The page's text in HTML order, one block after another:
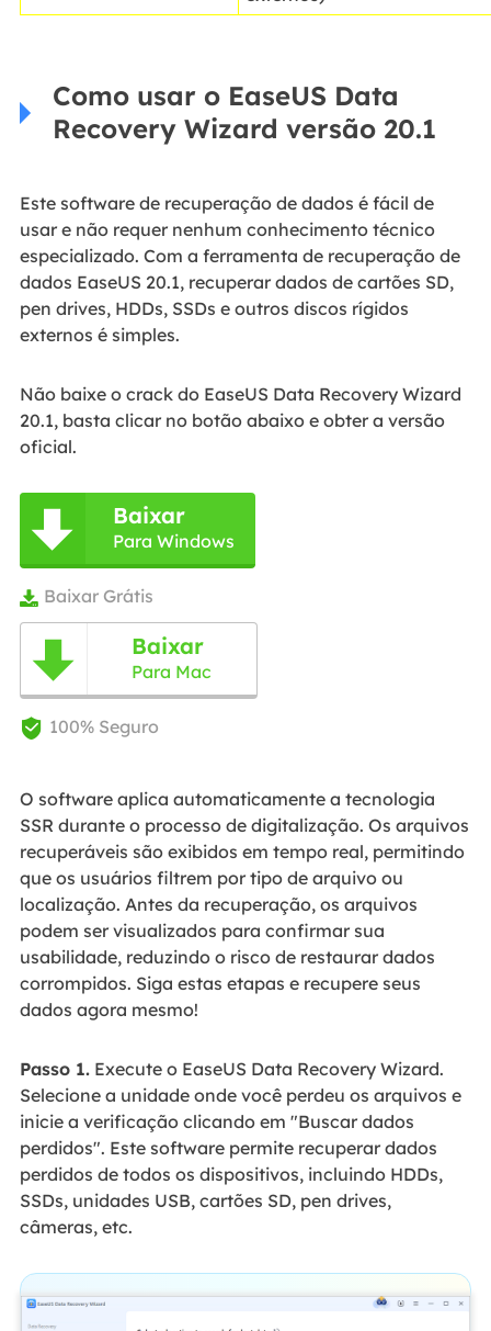
Como usar o EaseUS Data
Recovery Wizard versão 20.1
Este software de recuperação de dados é fácil de
usar e não requer nenhum conhecimento técnico
especializado. Com a ferramenta de recuperação de
dados EaseUS 20.1, recuperar dados de cartões SD,
pen drives, HDDs, SSDs e outros discos rígidos
externos é simples.
Não baixe o crack do EaseUS Data Recovery Wizard
20.1, basta clicar no botão abaixo e obter a versão
oficial.
 Baixar
Para Windows
 Baixar Grátis
 Baixar
Para Mac
 100% Seguro
O software aplica automaticamente a tecnologia
SSR durante o processo de digitalização. Os arquivos
recuperáveis são exibidos em tempo real, permitindo
que os usuários filtrem por tipo de arquivo ou
localização. Antes da recuperação, os arquivos
podem ser visualizados para confirmar sua
usabilidade, reduzindo o risco de restaurar dados
corrompidos. Siga estas etapas e recupere seus
dados agora mesmo!
Passo 1.Execute o EaseUS Data Recovery Wizard.
Selecione a unidade onde você perdeu os arquivos e
inicie a verificação clicando em "Buscar dados
perdidos". Este software permite recuperar dados
perdidos de todos os dispositivos, incluindo HDDs,
SSDs, unidades USB, cartões SD, pen drives,
câmeras, etc.